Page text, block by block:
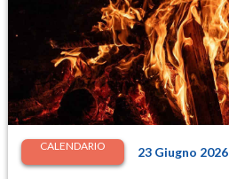
CALENDARIO 23 Giugno 2026